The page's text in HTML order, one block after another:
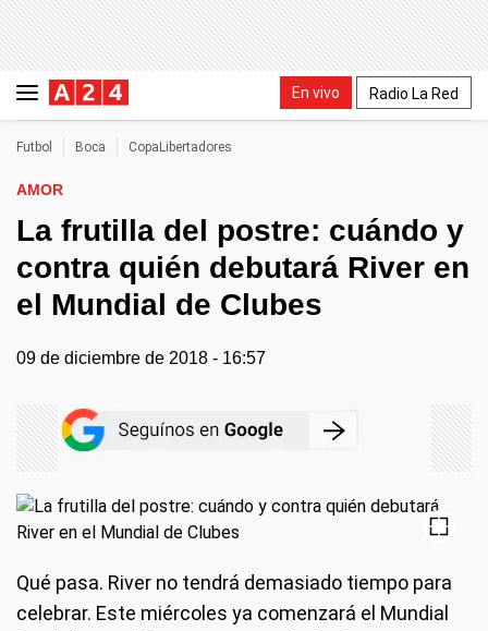
En vivo Radio La Red
Futbol Boca CopaLibertadores
AMOR
La frutilla del postre: cuándo y
contra quién debutará River en
el Mundial de Clubes
09 de diciembre de 2018 - 16:57
Qué pasa. River no tendrá demasiado tiempo para
celebrar. Este miércoles ya comenzará el Mundial